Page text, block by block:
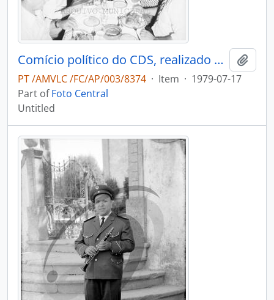
Comício político do CDS, realizado em Oliveira de Azeméis
PT /AMVLC /FC/AP/003/8374 · Item · 1979-07-17
Part ofFoto Central
Untitled